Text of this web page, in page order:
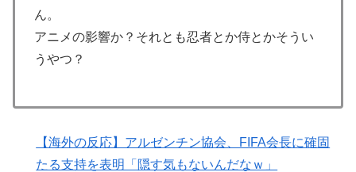
▶
「アーセナルサポの好きなクラブで良かった」
【海外の反応】アルゼンチン協会、FIFA会長に断固たる
支持を表明「隠す気もないんだなｗ」
で海外絶賛！【海外の反応】
▶
泳いでいる人のすぐ横に消防飛行艇が次々着水する南仏
ん。
アニメの影響か？それとも忍者とか侍とかそうい
うやつ？
【海外の反応】アルゼンチン協会、FIFA会長に確固
たる支持を表明「隠す気もないんだなｗ」